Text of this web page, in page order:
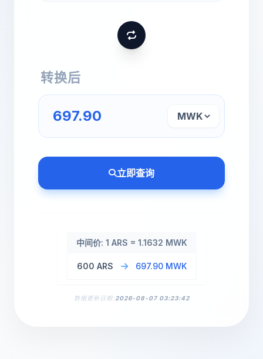
转换后
立即查询
中间价: 1 ARS = 1.1632 MWK
600 ARS 697.90 MWK
数据更新日期:2026-08-07 03:23:42